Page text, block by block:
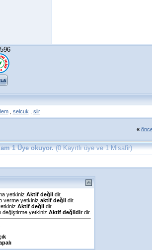
selcuk siir
«
1 Üye okuyor.(0 Kayıtlı üye ve 1 Misafir)
yetkiniz Aktif değildir.
verme yetkiniz aktif değildir.
Aktif değildir.
değiştirme yetkiniz Aktif değildirdir.